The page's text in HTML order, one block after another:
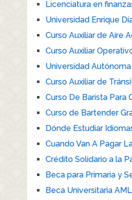
Licenciatura en
Universidad Enrique
Curso Auxiliar de Aire
Curso Auxiliar
Universidad
Curso Auxiliar de
Curso De Barista Para
Curso de Bartender
Dónde Estudiar
Cuando Van A Pagar
Crédito Solidario a la
Beca para Primaria y
Beca Universitaria